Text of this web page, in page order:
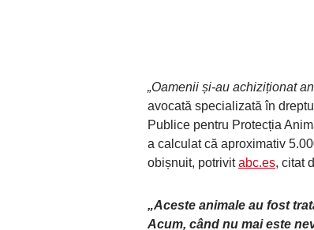
„Oamenii și-au achiziționat
avocată specializată în
Publice pentru Protecția
a calculat că aproximativ
obișnuit, potrivitabc.es, citat
„Aceste animale au fost
Acum, când nu mai este